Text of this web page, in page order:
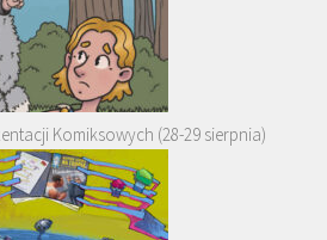
Komiksowych (28-29 sierpnia)